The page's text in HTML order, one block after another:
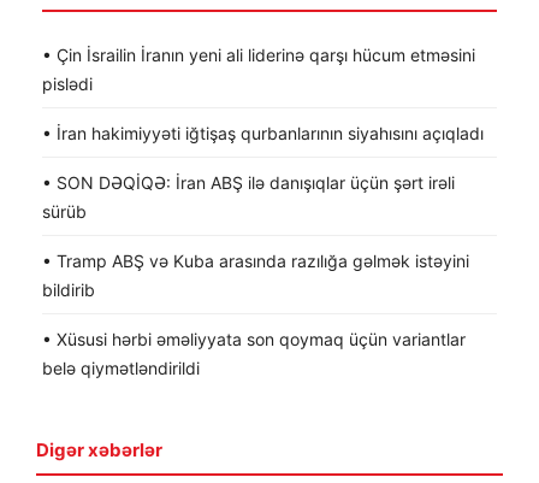
• Çin İsrailin İranın yeni ali liderinə qarşı hücum etməsini
pislədi
• İran hakimiyyəti iğtişaş qurbanlarının siyahısını açıqladı
• SON DƏQİQƏ: İran ABŞ ilə danışıqlar üçün şərt irəli
sürüb
• Tramp ABŞ və Kuba arasında razılığa gəlmək istəyini
bildirib
• Xüsusi hərbi əməliyyata son qoymaq üçün variantlar
belə qiymətləndirildi
Digər xəbərlər